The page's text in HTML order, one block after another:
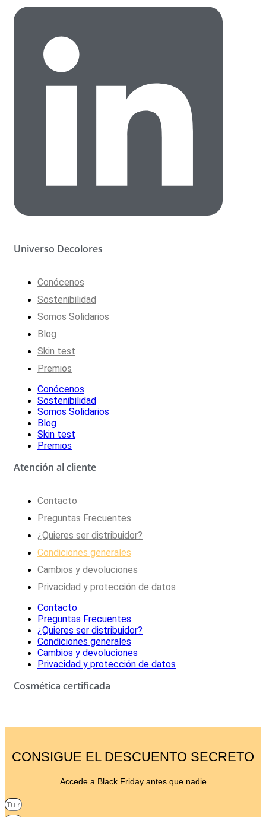
Universo Decolores
Conócenos
Sostenibilidad
Somos Solidarios
Blog
Skin test
Premios
Conócenos
Sostenibilidad
Somos Solidarios
Blog
Skin test
Premios
Atención al cliente
Contacto
Preguntas Frecuentes
¿Quieres ser distribuidor?
Condiciones generales
Cambios y devoluciones
Privacidad y protección de datos
Contacto
Preguntas Frecuentes
¿Quieres ser distribuidor?
Condiciones generales
Cambios y devoluciones
Privacidad y protección de datos
Cosmética certificada
CONSIGUE EL DESCUENTO SECRETO
Accede a Black Friday antes que nadie